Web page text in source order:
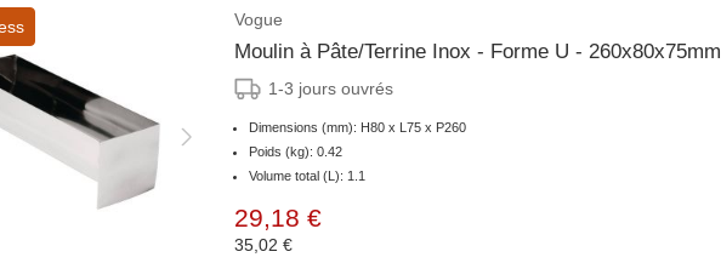
Vogue
Moulin à Pâte/Terrine Inox - Forme U - 260x80x75mm
1-3 jours ouvrés
Dimensions (mm): H80 x L75 x P260
Poids (kg): 0.42
Volume total (L): 1.1
29,18 €
35,02 €